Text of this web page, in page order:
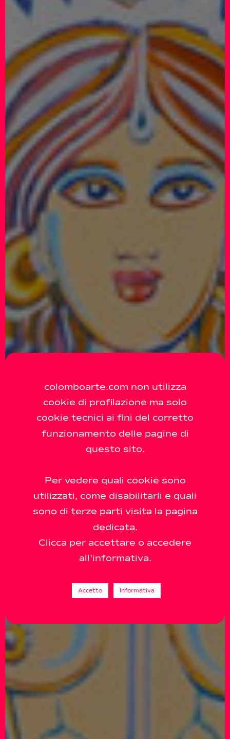
colomboarte.com non utilizza
cookie di profilazione ma solo
cookie tecnici ai fini del corretto
funzionamento delle pagine di
questo sito.
Per vedere quali cookie sono
utilizzati, come disabilitarli e quali
sono di terze parti visita la pagina
dedicata.
Clicca per accettare o accedere
all'informativa.
Accetto Informativa